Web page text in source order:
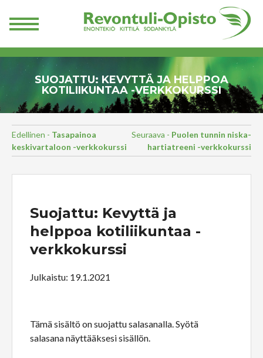
SUOJATTU: KEVYTTÄ JA HELPPOA
KOTILIIKUNTAA -VERKKOKURSSI
Edellinen - Tasapainoa
keskivartaloon -verkkokurssi
Seuraava - Puolen tunnin niska-
hartiatreeni -verkkokurssi
Suojattu: Kevyttä ja
helppoa kotiliikuntaa -
verkkokurssi
Julkaistu: 19.1.2021
Tämä sisältö on suojattu salasanalla. Syötä
salasana näyttääksesi sisällön.